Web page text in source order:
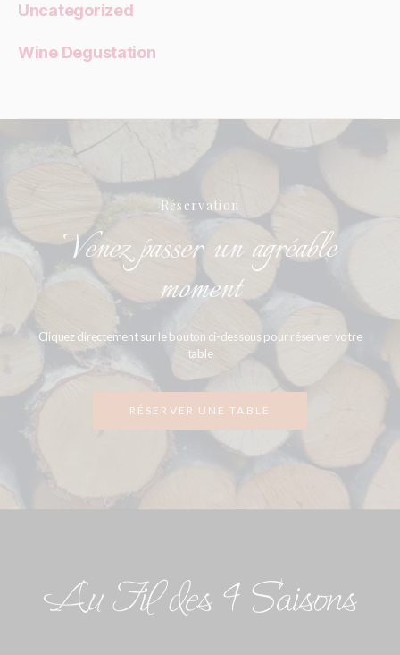
Uncategorized
Wine Degustation
Réservation
Venez passer un agréable
moment
Cliquez directement sur le bouton ci-dessous pour réserver votre
table
RÉSERVER UNE TABLE